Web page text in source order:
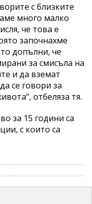
с близките
много малко
че това е
започнахме
допълни, че
за смисъла на
и да вземат
се говори за
отбеляза тя.
за 15 години са
с които са